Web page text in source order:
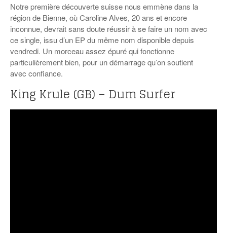
Notre première découverte suisse nous emmène dans la
région de Bienne, où Caroline Alves, 20 ans et encore
inconnue, devrait sans doute réussir à se faire un nom avec
ce single, issu d’un EP du même nom disponible depuis
vendredi. Un morceau assez épuré qui fonctionne
particulièrement bien, pour un démarrage qu’on soutient
avec confiance.
King Krule (GB) – Dum Surfer